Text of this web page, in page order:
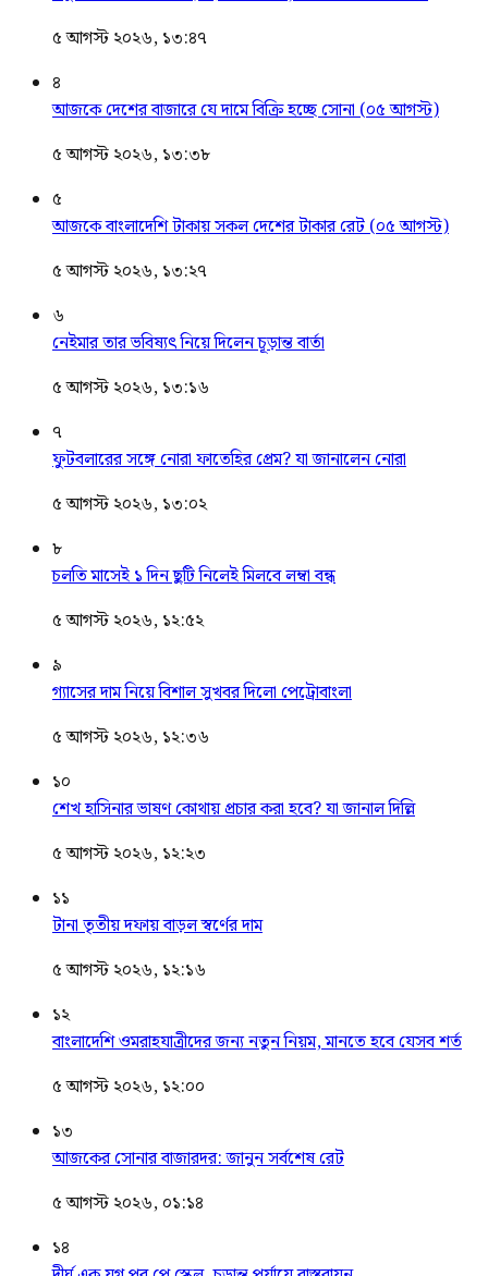
৫ আগস্ট ২০২৬, ১৩:৪৭
৪
আজকে দেশের বাজারে যে দামে বিক্রি হচ্ছে সোনা (০৫ আগস্ট)
৫ আগস্ট ২০২৬, ১৩:৩৮
৫
আজকে বাংলাদেশি টাকায় সকল দেশের টাকার রেট (০৫ আগস্ট)
৫ আগস্ট ২০২৬, ১৩:২৭
৬
নেইমার তার ভবিষ্যৎ নিয়ে দিলেন চূড়ান্ত বার্তা
৫ আগস্ট ২০২৬, ১৩:১৬
৭
ফুটবলারের সঙ্গে নোরা ফাতেহির প্রেম? যা জানালেন নোরা
৫ আগস্ট ২০২৬, ১৩:০২
৮
চলতি মাসেই ১ দিন ছুটি নিলেই মিলবে লম্বা বন্ধ
৫ আগস্ট ২০২৬, ১২:৫২
৯
গ্যাসের দাম নিয়ে বিশাল সুখবর দিলো পেট্রোবাংলা
৫ আগস্ট ২০২৬, ১২:৩৬
১০
শেখ হাসিনার ভাষণ কোথায় প্রচার করা হবে? যা জানাল দিল্লি
৫ আগস্ট ২০২৬, ১২:২৩
১১
টানা তৃতীয় দফায় বাড়ল স্বর্ণের দাম
৫ আগস্ট ২০২৬, ১২:১৬
১২
বাংলাদেশি ওমরাহযাত্রীদের জন্য নতুন নিয়ম, মানতে হবে যেসব শর্ত
৫ আগস্ট ২০২৬, ১২:০০
১৩
আজকের সোনার বাজারদর: জানুন সর্বশেষ রেট
৫ আগস্ট ২০২৬, ০১:১৪
১৪